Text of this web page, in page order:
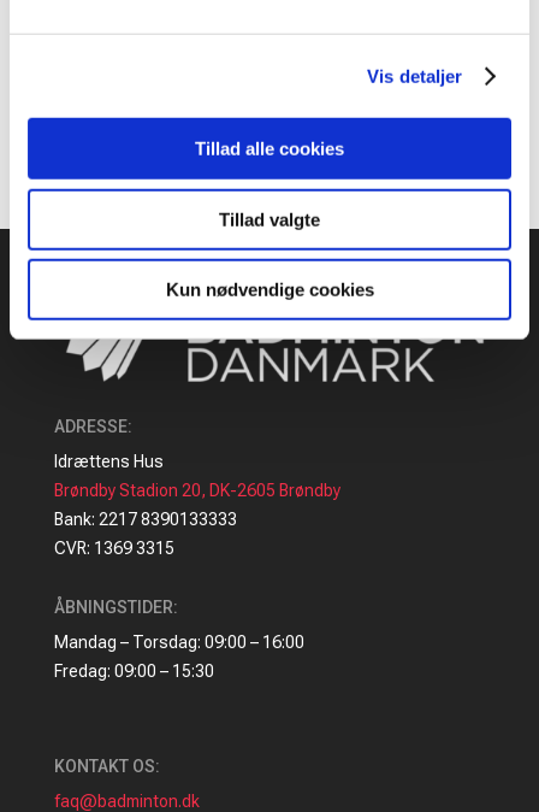
Vis detaljer
Tillad alle cookies
Tillad valgte
Kun nødvendige cookies
Recent Comments
Der er ingen kommentarer at vise.
ADRESSE:
Idrættens Hus
Brøndby Stadion 20, DK-2605 Brøndby
Bank: 2217 8390133333
CVR: 1369 3315
ÅBNINGSTIDER:
Mandag – Torsdag: 09:00 – 16:00
Fredag: 09:00 – 15:30
KONTAKT OS:
faq@badminton.dk